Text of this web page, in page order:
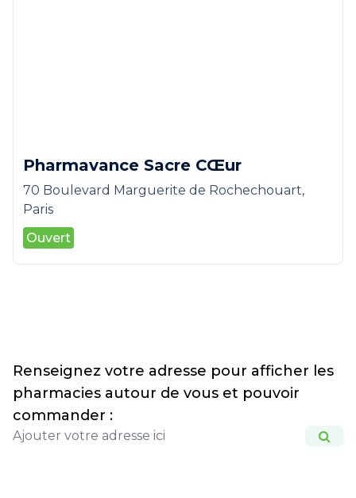
Pharmavance Sacre CŒur
70 Boulevard Marguerite de Rochechouart,
Paris
Ouvert
Renseignez votre adresse pour afficher les
pharmacies autour de vous et pouvoir
commander :